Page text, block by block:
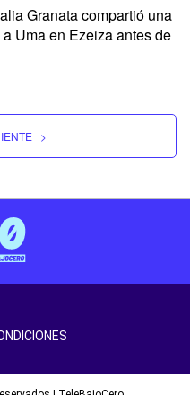
Granata compartió una
Uma en Ezeiza antes de
>